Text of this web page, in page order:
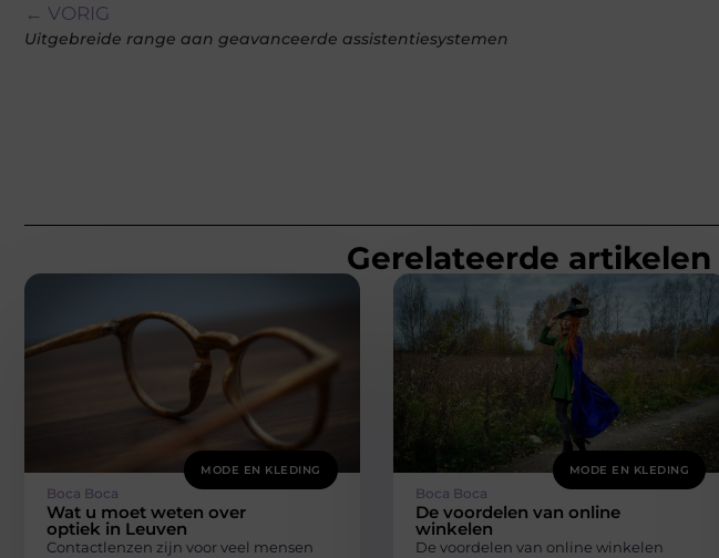
← VORIG
Uitgebreide range aan geavanceerde assistentiesystemen
Gerelateerde artikelen
MODE EN KLEDING
Boca Boca
Wat u moet weten over
optiek in Leuven
Contactlenzen zijn voor veel mensen
MODE EN KLEDING
Boca Boca
De voordelen van online
winkelen
De voordelen van online winkelen